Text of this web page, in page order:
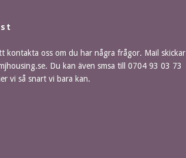
kontakta oss om du har några frågor. Mail skickar
. Du kan även smsa till 0704 93 03 73
vi så snart vi bara kan.